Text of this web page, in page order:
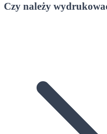
Czy należy